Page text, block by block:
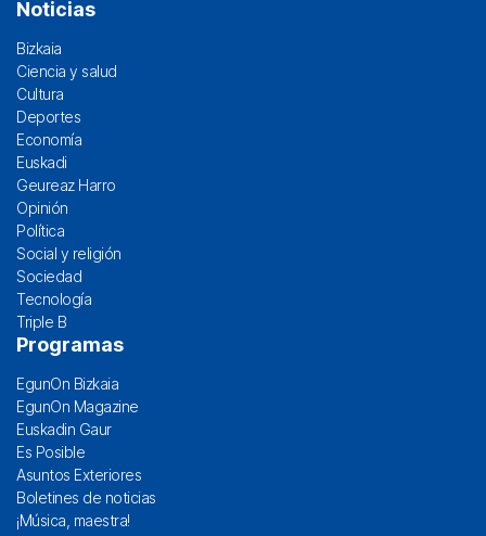
Noticias
Bizkaia
Ciencia y salud
Cultura
Deportes
Economía
Euskadi
Geureaz Harro
Opinión
Política
Social y religión
Sociedad
Tecnología
Triple B
Programas
EgunOn Bizkaia
EgunOn Magazine
Euskadin Gaur
Es Posible
Asuntos Exteriores
Boletines de noticias
¡Música, maestra!